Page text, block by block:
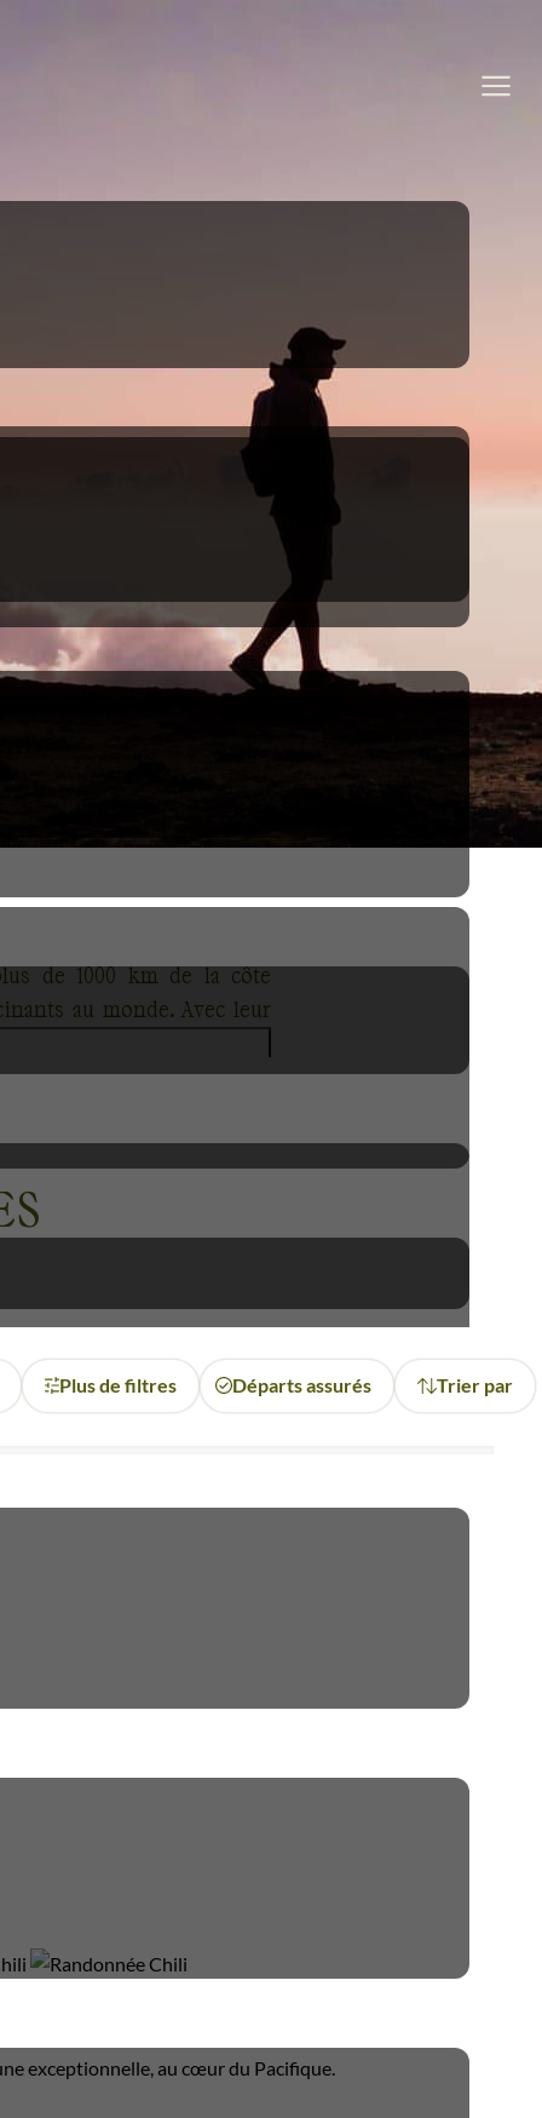
de 1000 km de la côte
au monde. Avec leur
îles Galápagos, mais
îles Galápagos. Vous serez
étonnantes. Vous y
des tortues et des
randonnées qui vous
l'île de Pâques avec les
l'histoire fascinante de la
la nature.
Plus de filtres Départs assurés Trier par
exceptionnelle, au cœur du Pacifique.